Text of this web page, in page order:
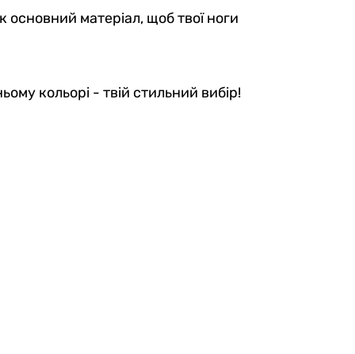
матеріал, щоб твої ноги
кольорі - твій стильний вибір!